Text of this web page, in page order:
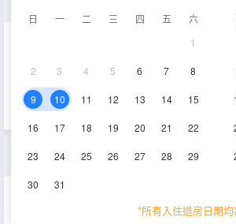
日 一 二 三 四 五
六
1
2 3 4 5 6 7 8
9 10 11 12 13 14 15
16 17 18 19 20 21 22
23 24 25 26 27 28 29
30 31
*所有入住退房日期
25㎡